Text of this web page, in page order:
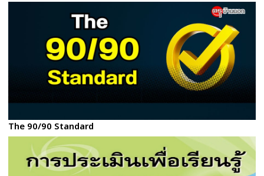
The 90/90 Standard